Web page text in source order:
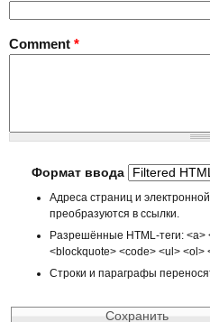
Comment *
Формат ввода
Адреса страниц и
преобразуются в ссылки.
Разрешённые HTML-теги: <a>
<blockquote> <code> <ul> <ol>
Строки и параграфы